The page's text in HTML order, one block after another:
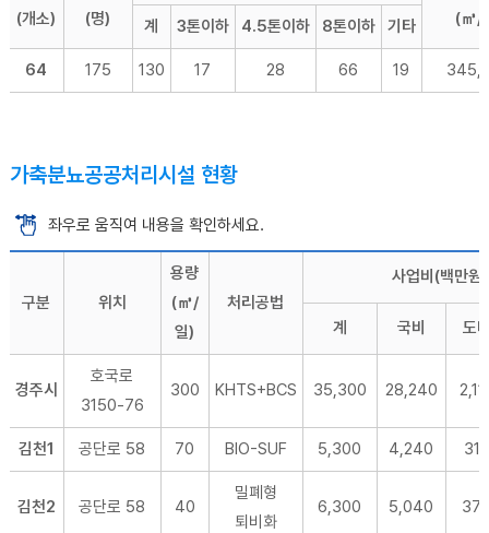
(개소)
(명)
(㎥/
계 3톤이하 4.5톤이하 8톤이하 기타
64 175 130 17 28 66 19
가축분뇨공공처리시설 현황
좌우로 움직여 내용을 확인하세요.
구분 위치
용량
(㎥/
일)
처리공법
사업비(백만원
계 국비 도
경주시
호국로
3150-76
300 KHTS+BCS 35,300 28,240
김천1 공단로 58 70 BIO-SUF 5,300 4,240 318
김천2 공단로 58 40
밀폐형
퇴비화
6,300 5,040